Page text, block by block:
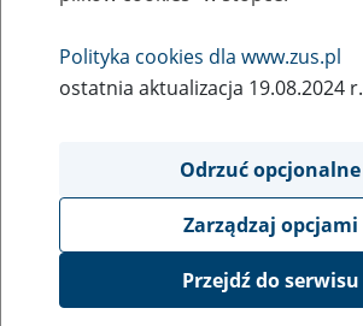
Szukana fraza:
Szukana kategoria:
Wyniki:
Polityka cookies dla www.zus.pl
ostatnia aktualizacja 19.08.2024 r.
Odrzuć opcjonalne
Zarządzaj opcjami
Przejdź do serwisu